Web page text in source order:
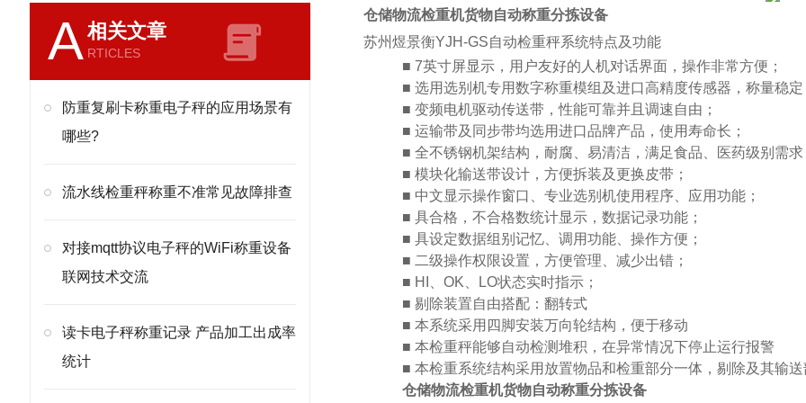
A相关文章
RTICLES
防重复刷卡称重电子秤的应用场景有
哪些?
流水线检重秤称重不准常见故障排查
对接mqtt协议电子秤的WiFi称重设备
联网技术交流
读卡电子秤称重记录 产品加工出成率
统计
仓储物流检重机货物自动称重分拣设备
苏州煜景衡YJH-GS自动检重秤系统特点及功能
■ 7英寸屏显示，用户友好的人机对话界面，操作非常方便；
■ 选用选别机专用数字称重模组及进口高精度传感器，称量稳定
■ 变频电机驱动传送带，性能可靠并且调速自由；
■ 运输带及同步带均选用进口品牌产品，使用寿命长；
■ 全不锈钢机架结构，耐腐、易清洁，满足食品、医药级别需求
■ 模块化输送带设计，方便拆装及更换皮带；
■ 中文显示操作窗口、专业选别机使用程序、应用功能；
■ 具合格，不合格数统计显示，数据记录功能；
■ 具设定数据组别记忆、调用功能、操作方便；
■ 二级操作权限设置，方便管理、减少出错；
■ HI、OK、LO状态实时指示；
■ 剔除装置自由搭配：翻转式
■ 本系统采用四脚安装万向轮结构，便于移动
■ 本检重秤能够自动检测堆积，在异常情况下停止运行报警
■ 本检重系统结构采用放置物品和检重部分一体，剔除及其输
仓储物流检重机货物自动称重分拣设备